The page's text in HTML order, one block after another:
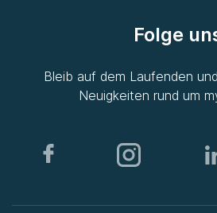
Folge
Bleib auf dem Laufenden
Neuigkeiten rund um